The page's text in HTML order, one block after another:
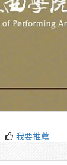
我要推薦